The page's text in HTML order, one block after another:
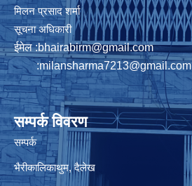
मिलन प्रसाद शर्मा
सूचना अधिकारी
ईमेल :bhairabirm@gmail.com
:milansharma7213@gmail.com
सम्पर्क विवरण
सम्पर्क
भैरीकालिकाथुम, दैलेख